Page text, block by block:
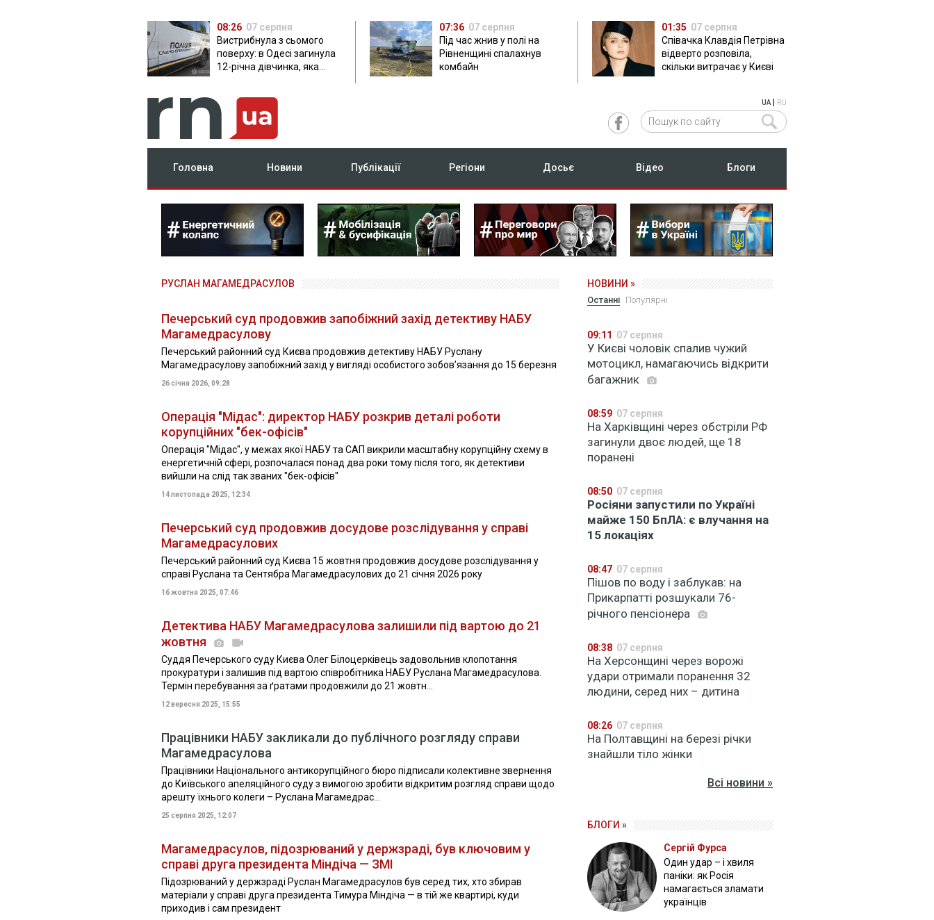
08:26 07 серпня
Вистрибнула з сьомого
поверху: в Одесі загинула
12-річна дівчинка, яка
07:36 07 серпня
Під час жнив у полі на
Рівненщині спалахнув
комбайн
01:35 07 серпня
Співачка Клавдія Петрівна
відверто розповіла,
скільки витрачає у Києві
UA| RU
Головна Новини Публікації Регіони Досьє Відео Блоги
РУСЛАН МАГАМЕДРАСУЛОВ
Печерський суд продовжив запобіжний захід детективу НАБУ
Магамедрасулову
Печерський районний суд Києва продовжив детективу НАБУ Руслану
Магамедрасулову запобіжний захід у вигляді особистого зобов’язання до 15 березня
26 січня 2026, 09:28
Операція "Мідас": директор НАБУ розкрив деталі роботи
корупційних "бек-офісів"
Операція "Мідас", у межах якої НАБУ та САП викрили масштабну корупційну схему в
енергетичній сфері, розпочалася понад два роки тому після того, як детективи
вийшли на слід так званих "бек-офісів"
14 листопада 2025, 12:34
Печерський суд продовжив досудове розслідування у справі
Магамедрасулових
Печерський районний суд Києва 15 жовтня продовжив досудове розслідування у
справі Руслана та Сентябра Магамедрасулових до 21 січня 2026 року
16 жовтня 2025, 07:46
Детектива НАБУ Магамедрасулова залишили під вартою до 21
жовтня
Суддя Печерського суду Києва Олег Білоцерківець задовольнив клопотання
прокуратури і залишив під вартою співробітника НАБУ Руслана Магамедрасулова.
Термін перебування за ґратами продовжили до 21 жовтн...
12 вересня 2025, 15:55
Працівники НАБУ закликали до публічного розгляду справи
Магамедрасулова
Працівники Національного антикорупційного бюро підписали колективне звернення
до Київського апеляційного суду з вимогою зробити відкритим розгляд справи щодо
арешту їхнього колеги – Руслана Магамедрас...
25 серпня 2025, 12:07
Магамедрасулов, підозрюваний у держзраді, був ключовим у
справі друга президента Міндіча — ЗМІ
Підозрюваний у держзраді Руслан Магамедрасулов був серед тих, хто збирав
матеріали у справі друга президента Тимура Міндіча — в тій же квартирі, куди
приходив і сам президент
НОВИНИ »
Останні Популярні
09:11 07 серпня
У Києві чоловік спалив чужий
мотоцикл, намагаючись відкрити
багажник
08:59 07 серпня
На Харківщині через обстріли РФ
загинули двоє людей, ще 18
поранені
08:50 07 серпня
Росіяни запустили по Україні
майже 150 БпЛА: є влучання на
15 локаціях
08:47 07 серпня
Пішов по воду і заблукав: на
Прикарпатті розшукали 76-
річного пенсіонера
08:38 07 серпня
На Херсонщині через ворожі
удари отримали поранення 32
людини, серед них – дитина
08:26 07 серпня
На Полтавщині на березі річки
знайшли тіло жінки
Всі новини »
БЛОГИ »
Сергій Фурса
Один удар – і хвиля
паніки: як Росія
намагається зламати
українців